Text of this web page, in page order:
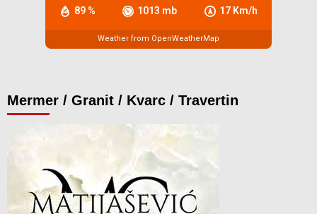
89 % 1013 mb 17 Km/h
Weather from OpenWeatherMap
Mermer / Granit / Kvarc / Travertin